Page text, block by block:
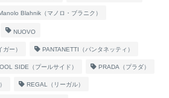
Blahnik（マノロ・ブラニク）
NUOVO
ー） PANTANETTI（パンタネッティ）
SIDE（プールサイド） PRADA（プラダ）
REGAL（リーガル）